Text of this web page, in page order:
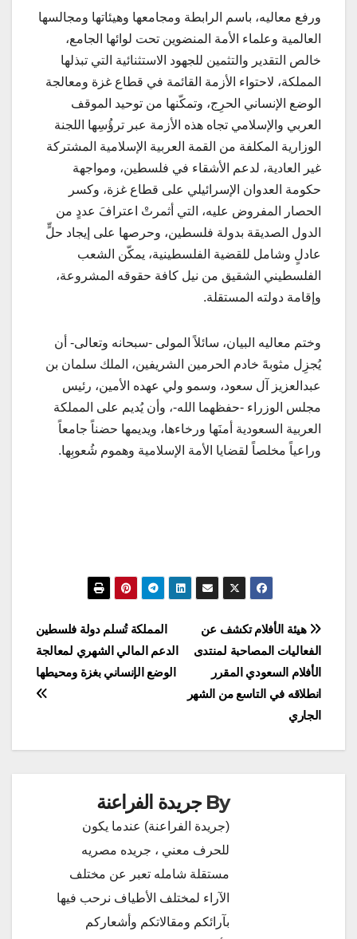
ورفع معاليه، باسم الرابطة ومجامعها وهيئاتها ومجالسها
العالمية وعلماء الأمة المنضوين تحت لوائها الجامع،
خالص التقدير والتثمين للجهود الاستثنائية التي تبذلها
المملكة، لاحتواء الأزمة القائمة في قطاع غزة ومعالجة
الوضع الإنساني الحرِج، وتمكّنها من توحيد الموقف
العربي والإسلامي تجاه هذه الأزمة عبر ترؤُسِها اللجنة
الوزارية المكلفة من القمة العربية الإسلامية المشتركة
غير العادية، لدعم الأشقاء في فلسطين، ومواجهة
حكومة العدوان الإسرائيلي على قطاع غزة، وكسر
الحصار المفروض عليه، التي أثمرتْ اعترافَ عددٍ من
الدول الصديقة بدولة فلسطين، وحرصها على إيجاد حلٍّ
عادلٍ وشامل للقضية الفلسطينية، يمكّن الشعب
الفلسطيني الشقيق من نيل كافة حقوقه المشروعة،
وإقامة دولته المستقلة.
وختم معاليه البيان، سائلاً المولى -سبحانه وتعالى- أن
يُجزِل مثوبةَ خادم الحرمين الشريفين، الملك سلمان بن
عبدالعزيز آل سعود، وسمو ولي عهده الأمين، رئيس
مجلس الوزراء -حفظهما الله-، وأن يُديم على المملكة
العربية السعودية أمنَها ورخاءها، ويديمها حضناً جامعاً
وراعياً مخلصاً لقضايا الأمة الإسلامية وهموم شُعوبِها.
تصفّح
المقالات
المملكة تُسلم دولة فلسطين
الدعم المالي الشهري لمعالجة
الوضع الإنساني بغزة ومحيطها
هيئة الأفلام تكشف عن
الفعاليات المصاحبة لمنتدى
الأفلام السعودي المقرر
انطلاقه في التاسع من الشهر
الجاري
By جريدة الفراعنة
(جريدة الفراعنة) عندما يكون
للحرف معني ، جريده مصريه
مستقلة شامله تعبر عن مختلف
الآراء لمختلف الأطياف نرحب فيها
بآرائكم ومقالاتكم وأشعاركم